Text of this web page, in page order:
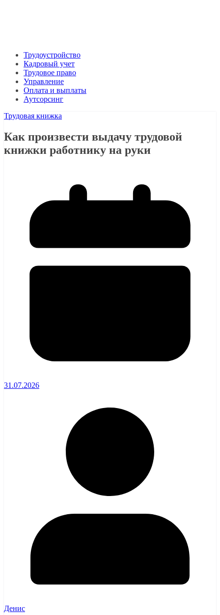
Трудоустройство
Кадровый учет
Трудовое право
Управление
Оплата и выплаты
Аутсорсинг
Трудовая книжка
Как произвести выдачу трудовой
книжки работнику на руки
31.07.2026
Денис